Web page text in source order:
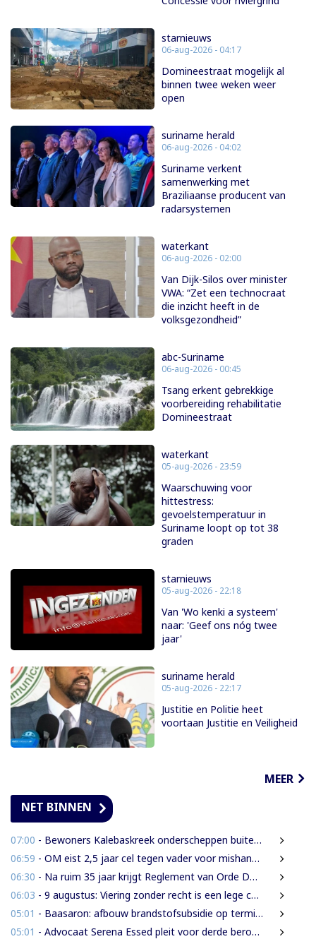
starnieuws
06-aug-2026 - 04:17
Domineestraat mogelijk al
binnen twee weken weer
open
suriname herald
06-aug-2026 - 04:02
Suriname verkent
samenwerking met
Braziliaanse producent van
radarsystemen
waterkant
06-aug-2026 - 02:00
Van Dijk-Silos over minister
VWA: “Zet een technocraat
die inzicht heeft in de
volksgezondheid”
abc-Suriname
06-aug-2026 - 00:45
Tsang erkent gebrekkige
voorbereiding rehabilitatie
Domineestraat
waterkant
05-aug-2026 - 23:59
Waarschuwing voor
hittestress:
gevoelstemperatuur in
Suriname loopt op tot 38
graden
starnieuws
05-aug-2026 - 22:18
Van 'Wo kenki a systeem'
naar: 'Geef ons nóg twee
jaar'
suriname herald
05-aug-2026 - 22:17
Justitie en Politie heet
voortaan Justitie en Veiligheid
MEER
NET BINNEN
07:00 - Bewoners Kalebaskreek onderscheppen buitenlanders met illegaal geweer en communicatieapparatuur
06:59 - OM eist 2,5 jaar cel tegen vader voor mishandeling en verwaarlozing van gezin
06:30 - Na ruim 35 jaar krijgt Reglement van Orde DNA grondige herziening
06:03 - 9 augustus: Viering zonder recht is een lege ceremonie
05:01 - Baasaron: afbouw brandstofsubsidie op termijn onvermijdelijk
05:01 - Advocaat Serena Essed pleit voor derde beroepsinstantie onder gezag van CCJ